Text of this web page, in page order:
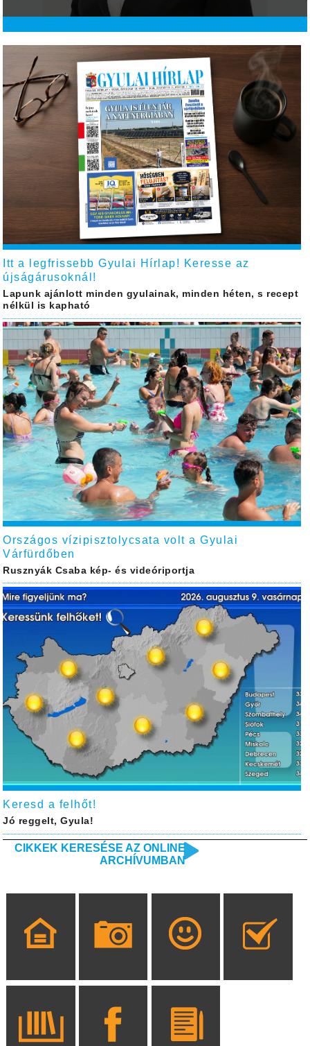
Itt a legfrissebb Gyulai Hírlap! Keresse az
újságárusoknál!
Lapunk ajánlott minden gyulainak, minden héten, s recept
nélkül is kapható
Országos vízipisztolycsata volt a Gyulai
Várfürdőben
Rusznyák Csaba kép- és videóriportja
Keresd a felhőt!
Jó reggelt, Gyula!
CIKKEK KERESÉSE AZ ONLINE
ARCHÍVUMBAN